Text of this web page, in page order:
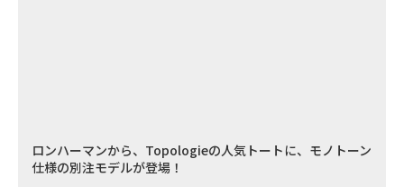
ロンハーマンから、Topologieの人気トートに、モノトーン
仕様の別注モデルが登場！